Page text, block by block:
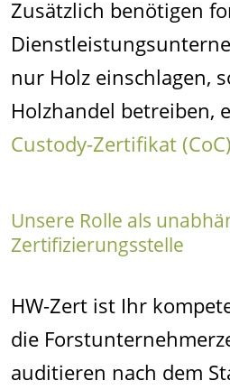
Zusätzlich benötigen
nur Holz einschlagen,
Holzhandel betreiben,
Custody-Zertifikat
Unsere Rolle als
Zertifizierungsstelle
HW-Zert ist Ihr
die
auditieren nach dem